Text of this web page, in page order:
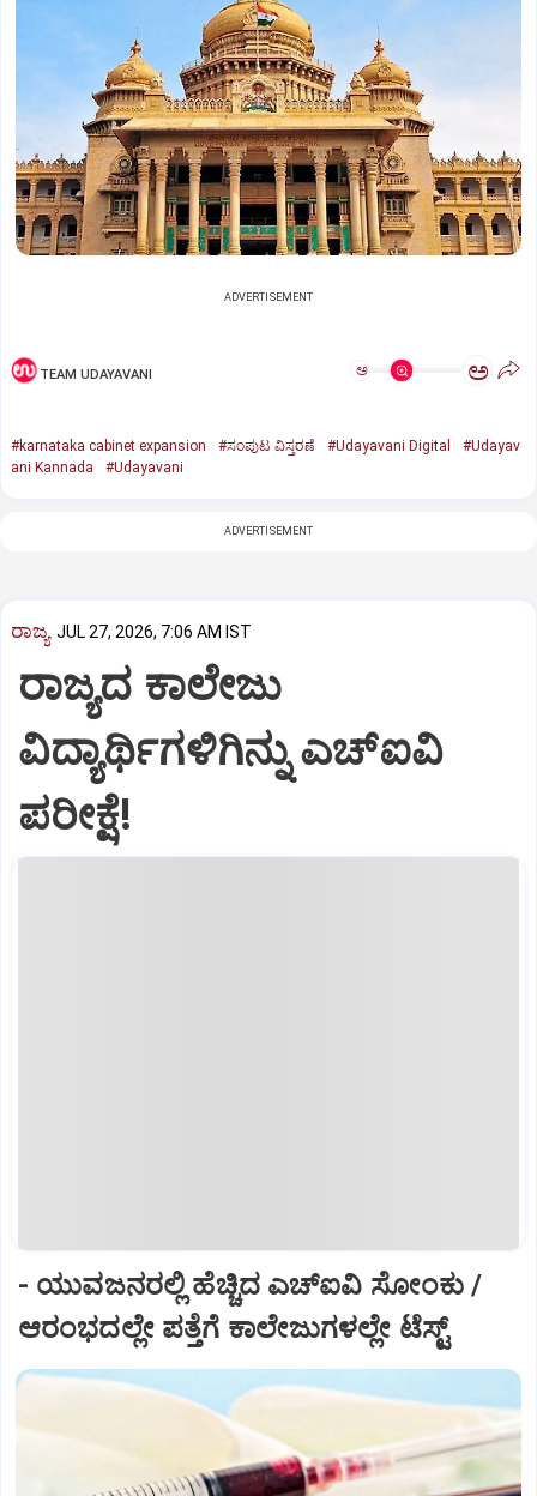
ADVERTISEMENT
TEAM UDAYAVANI ಅ ಅ
#karnataka cabinet expansion #ಸಂಪುಟ ವಿಸ್ತರಣೆ #Udayavani Digital
#Udayav
ani Kannada
#Udayavani
ADVERTISEMENT
ರಾಜ್ಯ JUL 27, 2026, 7:06 AM IST
ರಾಜ್ಯದ ಕಾಲೇಜು
ವಿದ್ಯಾರ್ಥಿಗಳಿಗಿನ್ನು ಎಚ್‌ಐವಿ
ಪರೀಕ್ಷೆ!
- ಯುವಜನರಲ್ಲಿ ಹೆಚ್ಚಿದ ಎಚ್‌ಐವಿ ಸೋಂಕು /
ಆರಂಭದಲ್ಲೇ ಪತ್ತೆಗೆ ಕಾಲೇಜುಗಳಲ್ಲೇ ಟೆಸ್ಟ್